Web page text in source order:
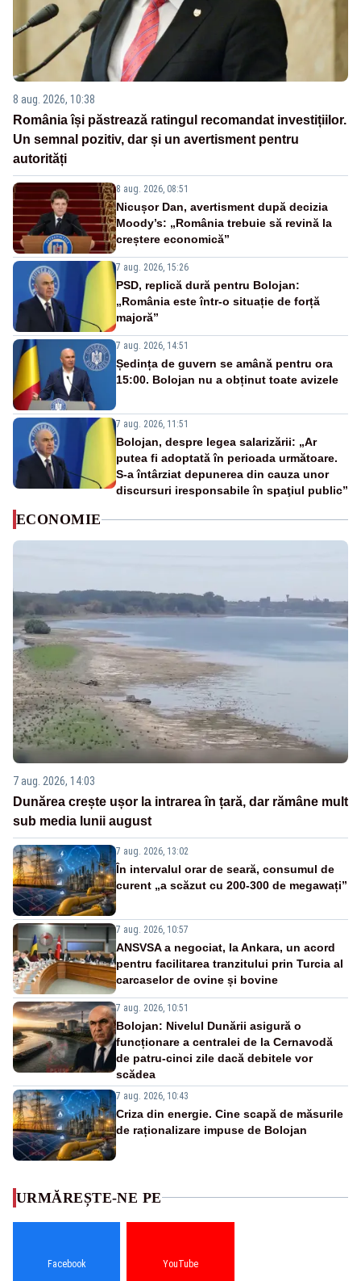
8 aug. 2026, 10:38
România își păstrează ratingul recomandat investițiilor.
Un semnal pozitiv, dar și un avertisment pentru
autorități
8 aug. 2026, 08:51
Nicușor Dan, avertisment după decizia
Moody’s: „România trebuie să revină la
creștere economică”
7 aug. 2026, 15:26
PSD, replică dură pentru Bolojan:
„România este într-o situație de forță
majoră”
7 aug. 2026, 14:51
Ședința de guvern se amână pentru ora
15:00. Bolojan nu a obținut toate avizele
7 aug. 2026, 11:51
Bolojan, despre legea salarizării: „Ar
putea fi adoptată în perioada următoare.
S-a întârziat depunerea din cauza unor
discursuri iresponsabile în spaţiul public”
ECONOMIE
7 aug. 2026, 14:03
Dunărea crește ușor la intrarea în țară, dar rămâne mult
sub media lunii august
7 aug. 2026, 13:02
În intervalul orar de seară, consumul de
curent „a scăzut cu 200-300 de megawați”
7 aug. 2026, 10:57
ANSVSA a negociat, la Ankara, un acord
pentru facilitarea tranzitului prin Turcia al
carcaselor de ovine și bovine
7 aug. 2026, 10:51
Bolojan: Nivelul Dunării asigură o
funcționare a centralei de la Cernavodă
de patru-cinci zile dacă debitele vor
scădea
7 aug. 2026, 10:43
Criza din energie. Cine scapă de măsurile
de raționalizare impuse de Bolojan
URMĂREȘTE-NE PE
Facebook YouTube